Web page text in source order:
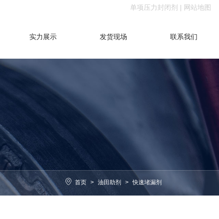
单项压力封闭剂 | 网站地图
实力展示 发货现场 联系我们
首页 > 油田助剂 > 快速堵漏剂